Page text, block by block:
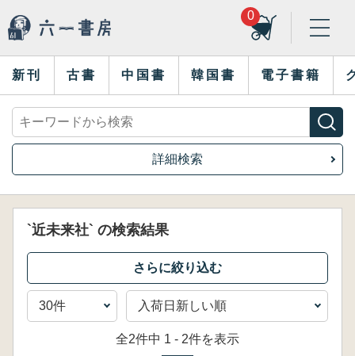
0
新刊 古書 中国書 韓国書 電子書籍
詳細検索
`近未来社` の検索結果
全2件中 1 - 2件を表示